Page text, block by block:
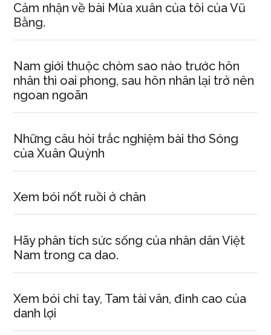
Cảm nhận về bài Mùa xuân của tôi của Vũ
Bằng.
Nam giới thuộc chòm sao nào trước hôn
nhân thì oai phong, sau hôn nhân lại trở nên
ngoan ngoãn
Những câu hỏi trắc nghiệm bài thơ Sóng
của Xuân Quỳnh
Xem bói nốt ruồi ở chân
Hãy phân tích sức sống của nhân dân Việt
Nam trong ca dao.
Xem bói chỉ tay, Tam tài vân, đỉnh cao của
danh lợi